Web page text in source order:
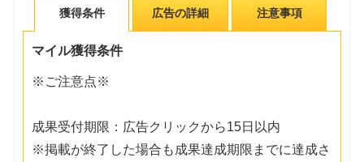
獲得条件 広告の詳細 注意事項
マイル獲得条件
※ご注意点※
成果受付期限：広告クリックから15日以内
※掲載が終了した場合も成果達成期限までに達成さ